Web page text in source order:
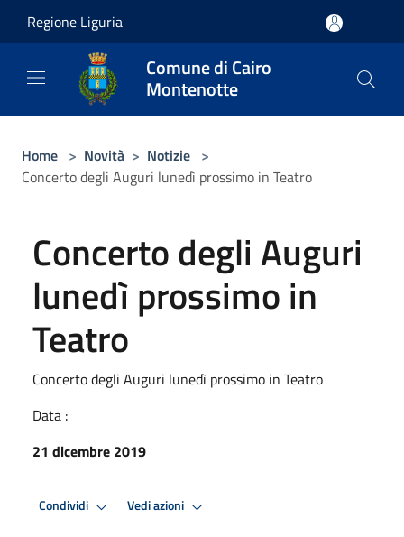
Regione Liguria
Comune di Cairo
Montenotte
Home > Novità > Notizie >
Concerto degli Auguri lunedì prossimo in Teatro
Concerto degli Auguri
lunedì prossimo in
Teatro
Concerto degli Auguri lunedì prossimo in Teatro
Data :
21 dicembre 2019
Condividi Vedi azioni